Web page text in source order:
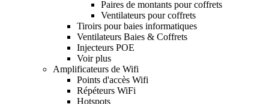
Paires de montants pour coffrets
Ventilateurs pour coffrets
Tiroirs pour baies informatiques
Ventilateurs Baies & Coffrets
Injecteurs POE
Voir plus
Amplificateurs de Wifi
Points d'accès Wifi
Répéteurs WiFi
Hotspots